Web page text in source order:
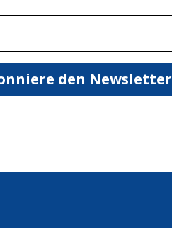
den Newsletter